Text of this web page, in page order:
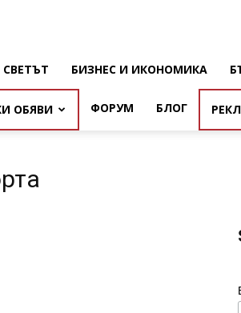
СВЕТЪТ БИЗНЕС И ИКОНОМИКА
ОБЯВИ ФОРУМ БЛОГ